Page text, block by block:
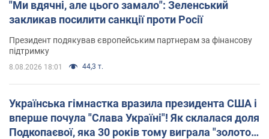
"Ми вдячні, але цього замало": Зеленський
закликав посилити санкції проти Росії
Президент подякував європейським партнерам за фінансову
підтримку
8.08.2026 18:01 44,3 т.
Українська гімнастка вразила президента США і
вперше почула "Слава Україні"! Як склалася доля
Подкопаєвої, яка 30 років тому виграла "золото"